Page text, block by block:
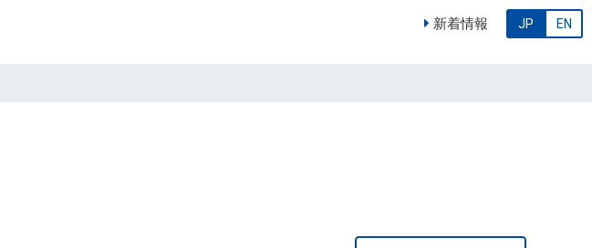
新着情報 JP EN